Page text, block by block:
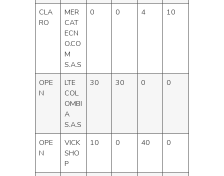
CLA
RO
MER
CAT
ECN
O.CO
M
S.A.S
0 0 4 10
OPE
N
LTE
COL
OMBI
A
S.A.S
30 30 0 0
OPE
N
VICK
SHO
P
10 0 40 0